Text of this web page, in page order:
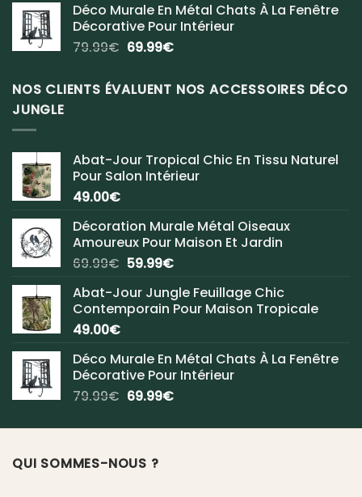
Déco Murale En Métal Chats À La Fenêtre
Décorative Pour Intérieur
79.99€ Le
initial
était :
69.99€Le
actuel
est :
NOS CLIENTS ÉVALUENT NOS ACCESSOIRES DÉCO
JUNGLE
Abat-Jour Tropical Chic En Tissu Naturel
Pour Salon Intérieur
49.00€
Décoration Murale Métal Oiseaux
Amoureux Pour Maison Et Jardin
69.99€ Le
initial
était :
59.99€Le
actuel
est :
Abat-Jour Jungle Feuillage Chic
Contemporain Pour Maison Tropicale
49.00€
Déco Murale En Métal Chats À La Fenêtre
Décorative Pour Intérieur
79.99€ Le
initial
79.99€.
69.99€Le
actuel
QUI SOMMES-NOUS ?